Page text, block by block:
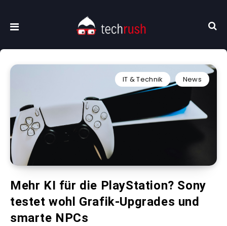
IT & Technik News
Mehr KI für die PlayStation? Sony
testet wohl Grafik-Upgrades und
smarte NPCs